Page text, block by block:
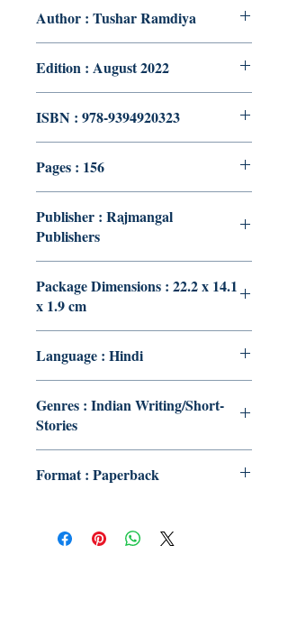
Author : Tushar Ramdiya
Edition : August 2022
ISBN : 978-9394920323
Pages : 156
Publisher : Rajmangal
Publishers
Package Dimensions : 22.2 x 14.1
x 1.9 cm
Language : Hindi
Genres : Indian Writing/Short-
Stories
Format : Paperback